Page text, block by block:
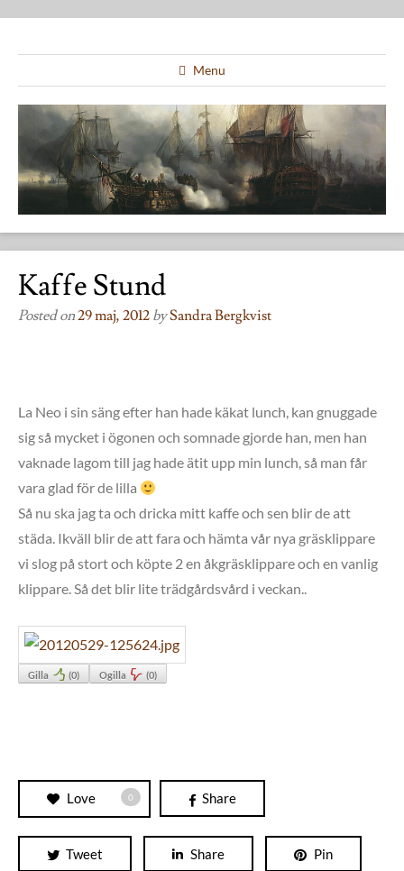
Menu
Kaffe Stund
Posted on29 maj, 2012 bySandra Bergkvist
La Neo i sin säng efter han hade käkat lunch, kan gnuggade
sig så mycket i ögonen och somnade gjorde han, men han
vaknade lagom till jag hade ätit upp min lunch, så man får
vara glad för de lilla
Så nu ska jag ta och dricka mitt kaffe och sen blir de att
städa. Ikväll blir de att fara och hämta vår nya gräsklippare
vi slog på stort och köpte 2 en åkgräsklippare och en vanlig
klippare. Så det blir lite trädgårdsvård i veckan..
Gilla (0) Ogilla (0)
Love 0 Share
Tweet Share Pin